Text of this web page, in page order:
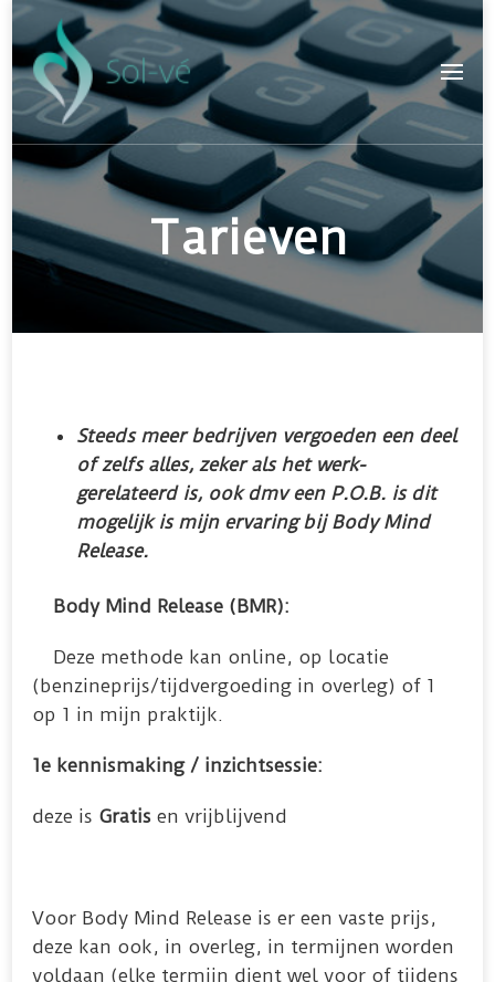
Tarieven
Steeds meer bedrijven vergoeden een deel
of zelfs alles, zeker als het werk-
gerelateerd is, ook dmv een P.O.B. is dit
mogelijk is mijn ervaring bij Body Mind
Release.
Body Mind Release (BMR):
Deze methode kan online, op locatie
(benzineprijs/tijdvergoeding in overleg) of 1
op 1 in mijn praktijk.
1e kennismaking / inzichtsessie:
deze is Gratis en vrijblijvend
Voor Body Mind Release is er een vaste prijs,
deze kan ook, in overleg, in termijnen worden
voldaan (elke termijn dient wel voor of tijdens